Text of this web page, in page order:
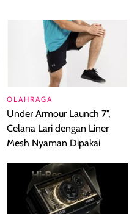
OLAHRAGA
Under Armour Launch 7",
Celana Lari dengan Liner
Mesh Nyaman Dipakai